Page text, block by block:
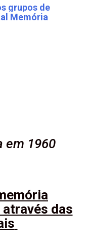
grupos de
Memória
em 1960
das